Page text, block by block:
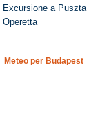
Excursione a Puszta
Operetta
Meteo per Budapest